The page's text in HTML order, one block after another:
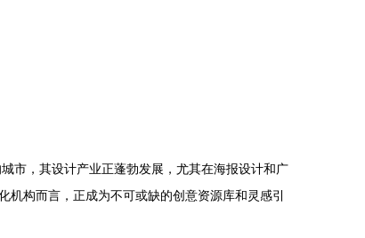
市，其设计产业正蓬勃发展，尤其在海报设计和广
构而言，正成为不可或缺的创意资源库和灵感引